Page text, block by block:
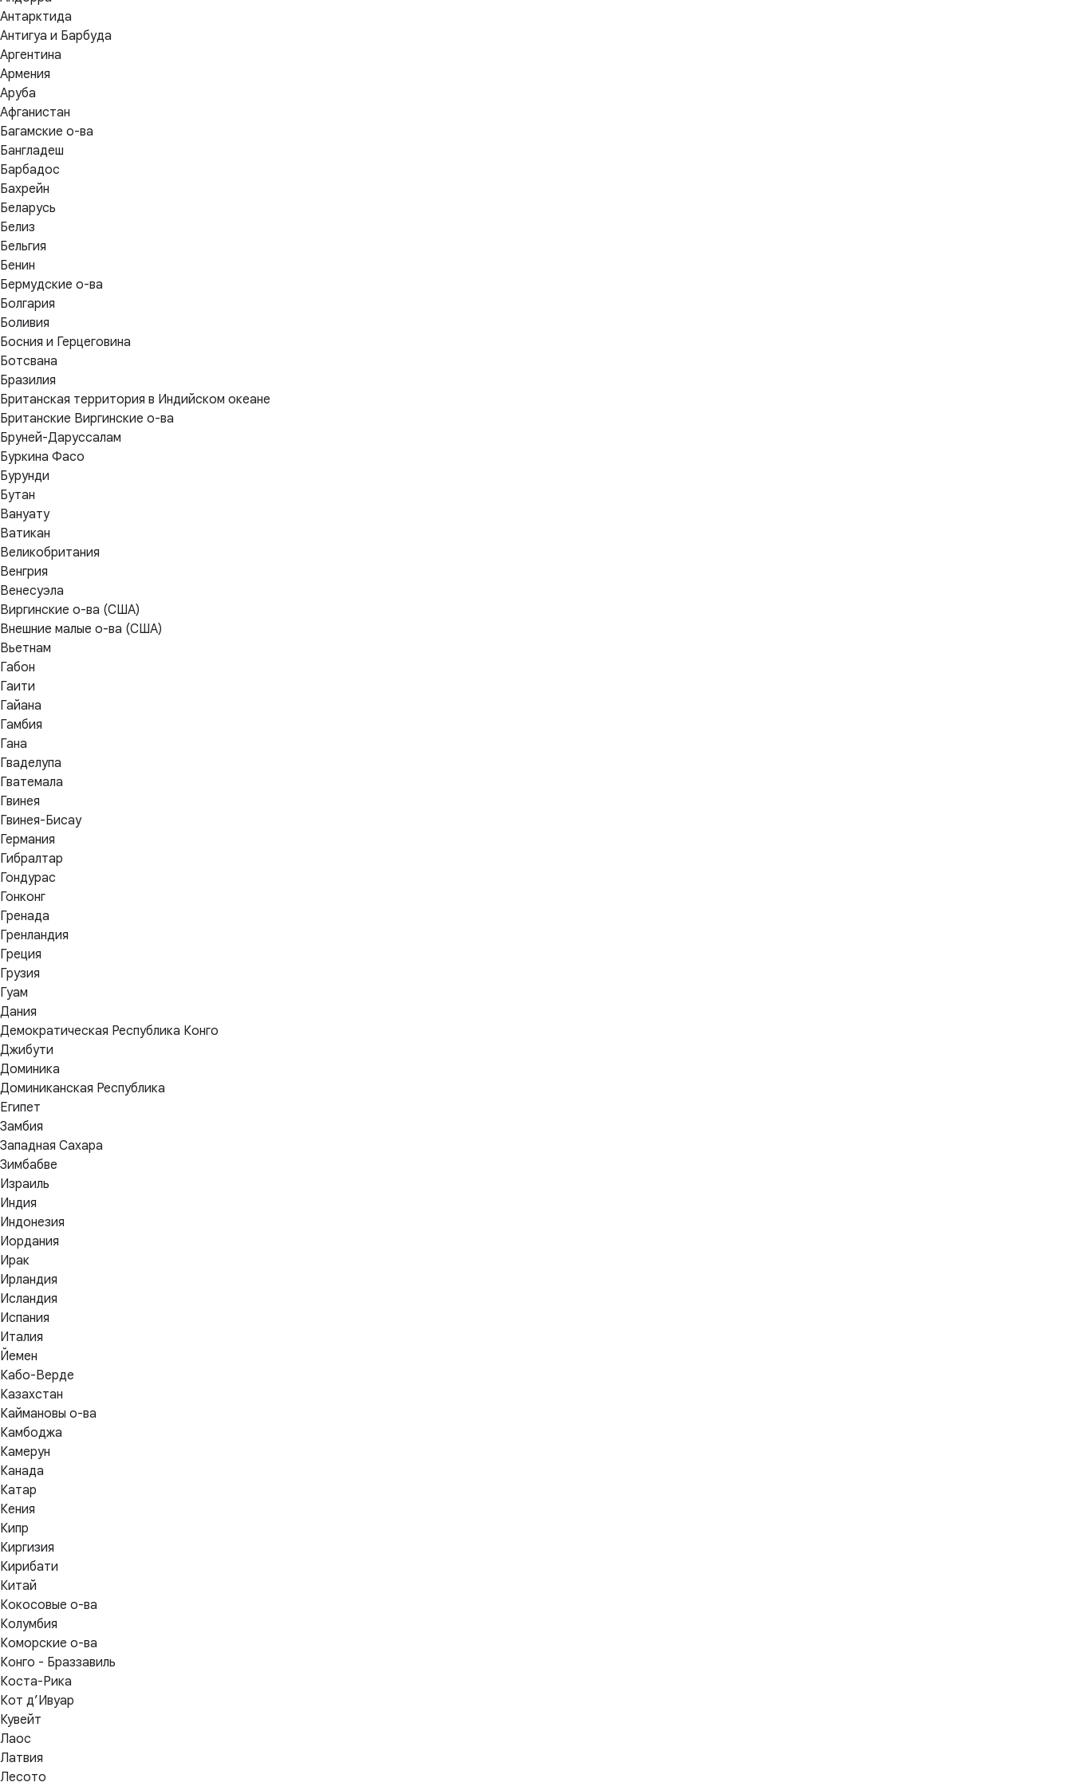
Антарктида
Антигуа и Барбуда
Аргентина
Армения
Аруба
Афганистан
Багамские о-ва
Бангладеш
Барбадос
Бахрейн
Беларусь
Белиз
Бельгия
Бенин
Бермудские о-ва
Болгария
Боливия
Босния и Герцеговина
Ботсвана
Бразилия
Британская территория в Индийском океане
Британские Виргинские о-ва
Бруней-Даруссалам
Буркина Фасо
Бурунди
Бутан
Вануату
Ватикан
Великобритания
Венгрия
Венесуэла
Виргинские о-ва (США)
Внешние малые о-ва (США)
Вьетнам
Габон
Гаити
Гайана
Гамбия
Гана
Гваделупа
Гватемала
Гвинея
Гвинея-Бисау
Германия
Гибралтар
Гондурас
Гонконг
Гренада
Гренландия
Греция
Грузия
Гуам
Дания
Демократическая Республика Конго
Джибути
Доминика
Доминиканская Республика
Египет
Замбия
Западная Сахара
Зимбабве
Израиль
Индия
Индонезия
Иордания
Ирак
Ирландия
Исландия
Испания
Италия
Йемен
Кабо-Верде
Казахстан
Каймановы о-ва
Камбоджа
Камерун
Канада
Катар
Кения
Кипр
Киргизия
Кирибати
Китай
Кокосовые о-ва
Колумбия
Коморские о-ва
Конго - Браззавиль
Коста-Рика
Кот д’Ивуар
Кувейт
Лаос
Латвия
Лесото